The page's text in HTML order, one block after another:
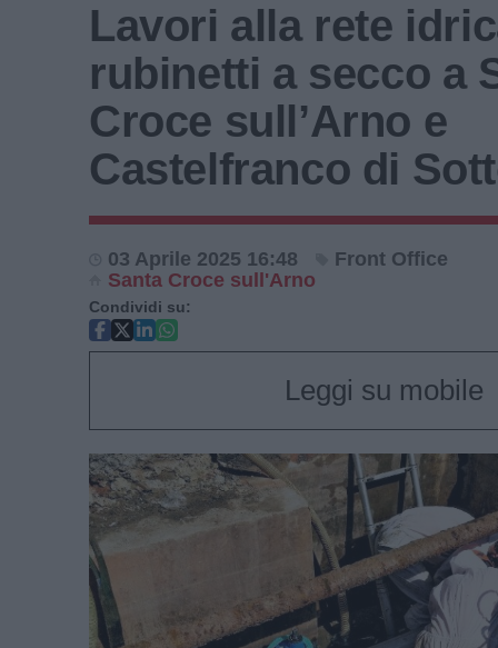
Lavori alla rete
rubinetti a secco a
Croce sull’Arno e
Castelfranco di
03 Aprile 2025 16:48
Front Office
Santa Croce sull'Arno
Condividi su:
Leggi su mobile